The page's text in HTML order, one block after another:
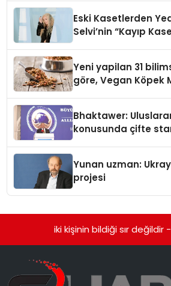
Eski Kasetlerden
Selvi’nin “Kayıp
Yeni yapilan 31
göre, Vegan Köpek
Bhaktawer:
konusunda çifte
Yunan uzman:
projesi
iki kişinin bildiği sır değildir -